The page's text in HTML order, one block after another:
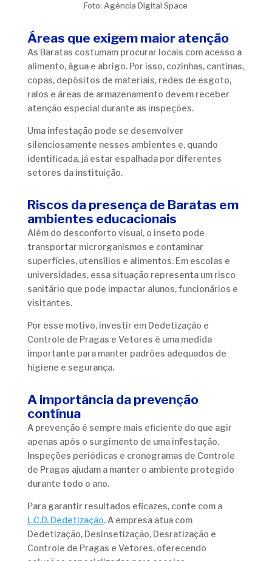
Foto: Agência Digital Space
Áreas que exigem maior atenção
As Baratas costumam procurar locais com acesso a
alimento, água e abrigo. Por isso, cozinhas, cantinas,
copas, depósitos de materiais, redes de esgoto,
ralos e áreas de armazenamento devem receber
atenção especial durante as inspeções.
Uma infestação pode se desenvolver
silenciosamente nesses ambientes e, quando
identificada, já estar espalhada por diferentes
setores da instituição.
Riscos da presença de Baratas em
ambientes educacionais
Além do desconforto visual, o inseto pode
transportar microrganismos e contaminar
superfícies, utensílios e alimentos. Em escolas e
universidades, essa situação representa um risco
sanitário que pode impactar alunos, funcionários e
visitantes.
Por esse motivo, investir em Dedetização e
Controle de Pragas e Vetores é uma medida
importante para manter padrões adequados de
higiene e segurança.
A importância da prevenção
contínua
A prevenção é sempre mais eficiente do que agir
apenas após o surgimento de uma infestação.
Inspeções periódicas e cronogramas de Controle
de Pragas ajudam a manter o ambiente protegido
durante todo o ano.
Para garantir resultados eficazes, conte com a
L.C.D. Dedetização. A empresa atua com
Dedetização, Desinsetização, Desratização e
Controle de Pragas e Vetores, oferecendo